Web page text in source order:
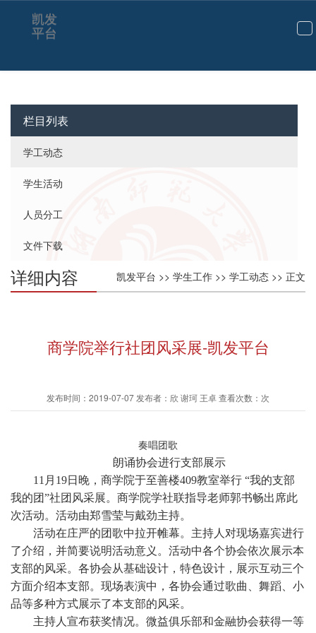
切
航
凯发
平台
栏目列表
学工动态
学生活动
人员分工
文件下载
凯发平台 >> 学生工作 >> 学工动态 >> 正文
详细内容
商学院举行社团风采展-凯发平台
发布时间：2019-07-07 发布者：欣 谢珂 王卓 查看次数：次
奏唱团歌
朗诵协会进行支部展示
11月19日晚，商学院于至善楼409教室举行 “我的支部
我的团”社团风采展。商学院学社联指导老师郭书畅出席此
次活动。活动由郑雪莹与戴劲主持。
活动在庄严的团歌中拉开帷幕。主持人对现场嘉宾进行
了介绍，并简要说明活动意义。活动中各个协会依次展示本
支部的风采。各协会从基础设计，特色设计，展示互动三个
方面介绍本支部。现场表演中，各协会通过歌曲、舞蹈、小
品等多种方式展示了本支部的风采。
主持人宣布获奖情况。微益俱乐部和金融协会获得一等